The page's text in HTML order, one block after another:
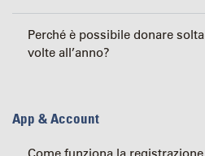
Perché è possibile donare
volte all’anno?
App & Account